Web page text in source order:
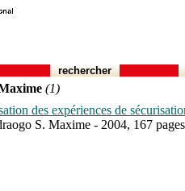
rechercher
(1)
des expériences de
S. Maxime - 2004, 167